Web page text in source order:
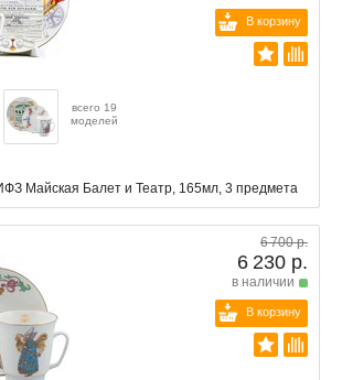
В корзину
всего 19
моделей
Майская Балет и Театр, 165мл, 3 предмета
6 700 р.
6 230 р.
в наличии
В корзину